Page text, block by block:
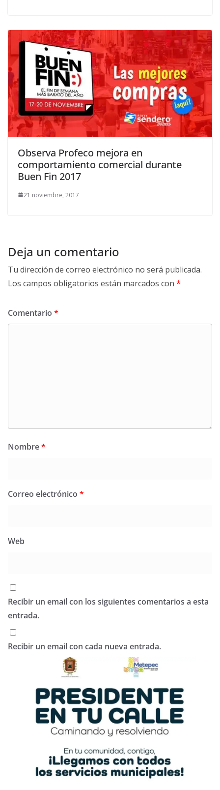
Observa Profeco mejora en
comportamiento comercial durante
Buen Fin 2017
21 noviembre, 2017
Deja un comentario
Tu dirección de correo electrónico no será publicada.
Los campos obligatorios están marcados con *
Comentario *
Nombre*
Correo electrónico *
Web
Recibir un email con los siguientes comentarios a esta
entrada.
Recibir un email con cada nueva entrada.